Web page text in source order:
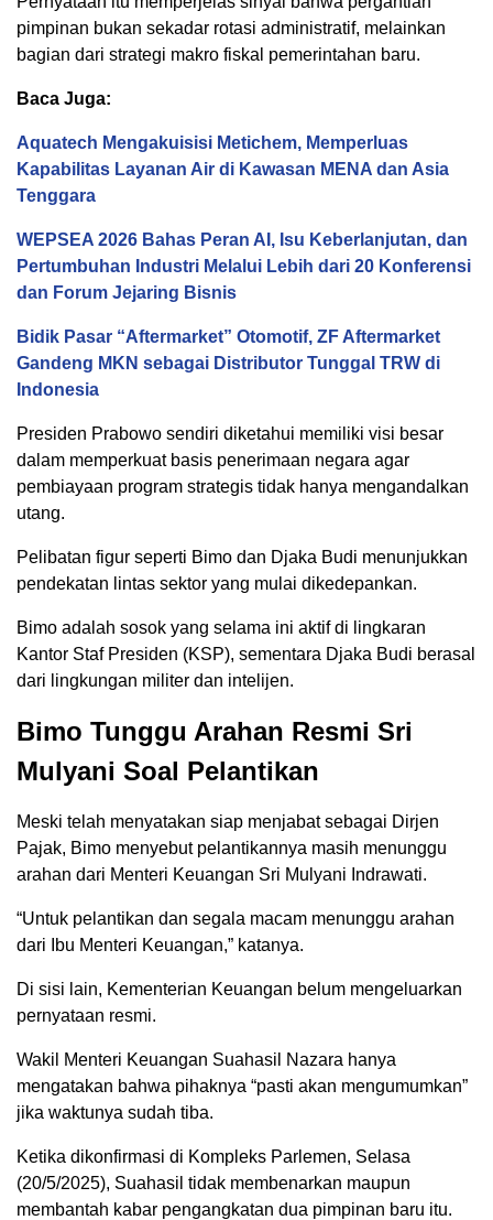
pimpinan bukan sekadar rotasi administratif, melainkan
bagian dari strategi makro fiskal pemerintahan baru.
Baca Juga:
Aquatech Mengakuisisi Metichem, Memperluas
Kapabilitas Layanan Air di Kawasan MENA dan Asia
Tenggara
WEPSEA 2026 Bahas Peran AI, Isu Keberlanjutan, dan
Pertumbuhan Industri Melalui Lebih dari 20 Konferensi
dan Forum Jejaring Bisnis
Bidik Pasar “Aftermarket” Otomotif, ZF Aftermarket
Gandeng MKN sebagai Distributor Tunggal TRW di
Indonesia
Presiden Prabowo sendiri diketahui memiliki visi besar
dalam memperkuat basis penerimaan negara agar
pembiayaan program strategis tidak hanya mengandalkan
utang.
Pelibatan figur seperti Bimo dan Djaka Budi menunjukkan
pendekatan lintas sektor yang mulai dikedepankan.
Bimo adalah sosok yang selama ini aktif di lingkaran
Kantor Staf Presiden (KSP), sementara Djaka Budi berasal
dari lingkungan militer dan intelijen.
Bimo Tunggu Arahan Resmi Sri
Mulyani Soal Pelantikan
Meski telah menyatakan siap menjabat sebagai Dirjen
Pajak, Bimo menyebut pelantikannya masih menunggu
arahan dari Menteri Keuangan Sri Mulyani Indrawati.
“Untuk pelantikan dan segala macam menunggu arahan
dari Ibu Menteri Keuangan,” katanya.
Di sisi lain, Kementerian Keuangan belum mengeluarkan
pernyataan resmi.
Wakil Menteri Keuangan Suahasil Nazara hanya
mengatakan bahwa pihaknya “pasti akan mengumumkan”
jika waktunya sudah tiba.
Ketika dikonfirmasi di Kompleks Parlemen, Selasa
(20/5/2025), Suahasil tidak membenarkan maupun
membantah kabar pengangkatan dua pimpinan baru itu.